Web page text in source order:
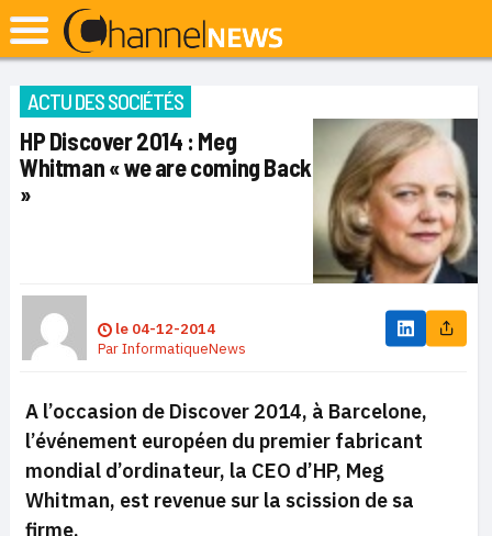
ACTU DES SOCIÉTÉS
HP Discover 2014 : Meg
Whitman « we are coming Back
»
le 04-12-2014
ParInformatiqueNews
A l’occasion de Discover 2014, à Barcelone,
l’événement européen du premier fabricant
mondial d’ordinateur, la CEO d’HP, Meg
Whitman, est revenue sur la scission de sa
firme.